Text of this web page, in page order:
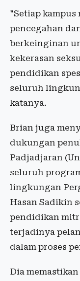
"Setiap
pencegahan
berkeinginan
kekerasan
pendidikan
seluruh
katanya.
Brian juga
dukungan
Padjadjaran
seluruh
lingkungan
Hasan Sadikin
pendidikan
terjadinya
dalam proses
Dia